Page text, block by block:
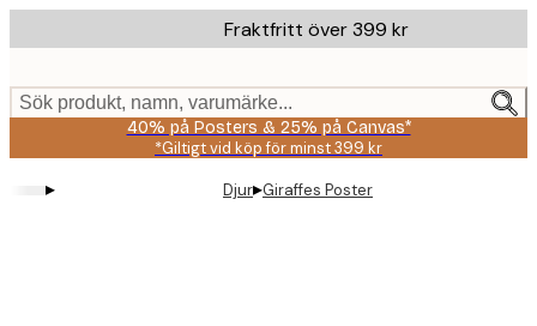
to
content.
Fraktfritt över 399 kr
Sök produkt, namn, varumärke...
40% på Posters & 25% på Canvas*
*Giltigt vid köp för minst 399 kr
▸ Djur▸Giraffes Poster